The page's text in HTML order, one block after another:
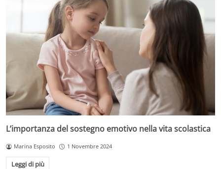
L’importanza del sostegno emotivo nella vita scolastica
Marina Esposito 1 Novembre 2024
Leggi di più